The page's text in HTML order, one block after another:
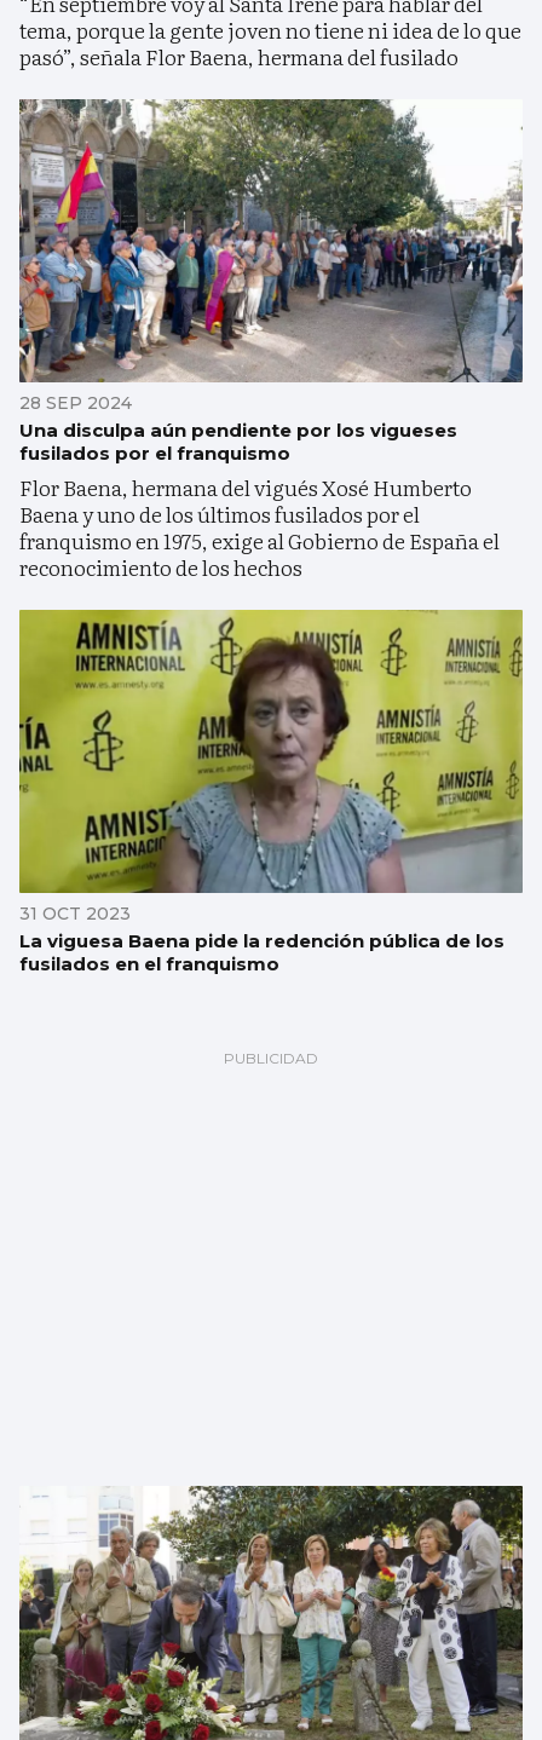
tema, porque la gente joven no tiene ni idea de lo que
pasó”, señala Flor Baena, hermana del fusilado
28 SEP 2024
Una disculpa aún pendiente por los vigueses
fusilados por el franquismo
Flor Baena, hermana del vigués Xosé Humberto
Baena y uno de los últimos fusilados por el
franquismo en 1975, exige al Gobierno de España el
reconocimiento de los hechos
31 OCT 2023
La viguesa Baena pide la redención pública de los
fusilados en el franquismo